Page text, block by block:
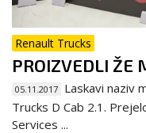
Renault Trucks
PROIZVEDLI ŽE
05.11.2017 Laskavi naziv
Trucks D Cab 2.1.
Services ...